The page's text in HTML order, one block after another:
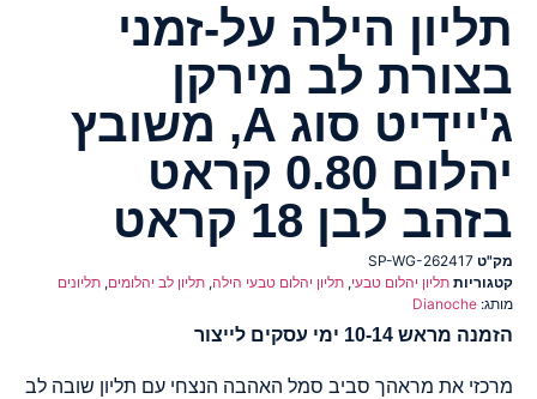
תליון הילה על-זמני
בצורת לב מירקן
ג'יידיט סוג A, משובץ
יהלום 0.80 קראט
בזהב לבן 18 קראט
מק"ט SP-WG-262417
קטגוריות תליון יהלום טבעי, תליון יהלום טבעי הילה, תליון לב יהלומים, תליונים
מותג: Dianoche
הזמנה מראש 10-14 ימי עסקים לייצור
מרכזי את מראהך סביב סמל האהבה הנצחי עם תליון שובה לב